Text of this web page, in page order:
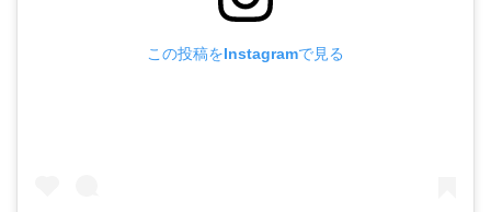
この投稿をInstagramで見る